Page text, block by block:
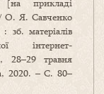
[на прикладі
О. Я. Савченко
зб. матеріалів
інтернет-
28–29 травня
2020. – С. 80–